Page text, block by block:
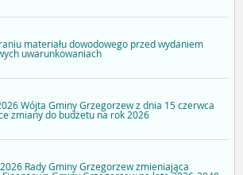
materiału dowodowego przed wydaniem
uwarunkowaniach
Wójta Gminy Grzegorzew z dnia 15 czerwca
zmiany do budżetu na rok 2026
Rady Gminy Grzegorzew zmieniająca